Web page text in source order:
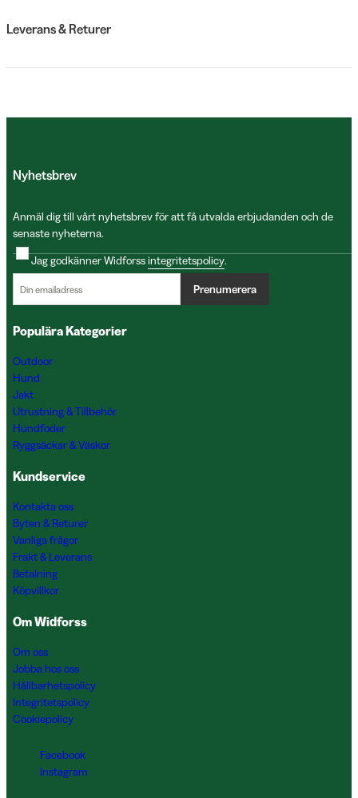
Leverans & Returer
Nyhetsbrev
Anmäl dig till vårt nyhetsbrev för att få utvalda erbjudanden och de
senaste nyheterna.
Jag godkänner Widforssintegritetspolicy.
Prenumerera
Populära Kategorier
Outdoor
Hund
Jakt
Utrustning & Tillbehör
Hundfoder
Ryggsäckar & Väskor
Kundservice
Kontakta oss
Byten & Returer
Vanliga frågor
Frakt & Leverans
Betalning
Köpvillkor
Om Widforss
Om oss
Jobba hos oss
Hållbarhetspolicy
Integritetspolicy
Cookiepolicy
Facebook
Instagram